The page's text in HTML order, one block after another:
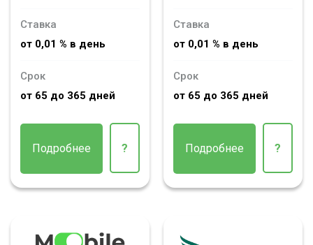
Ставка
от 0,01 % в день
Срок
от 65 до 365 дней
Подробнее ?
Ставка
от 0,01 % в день
Срок
от 65 до 365 дней
Подробнее ?